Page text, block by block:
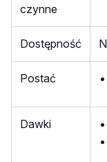
czynne
Dostępność
Postać
Dawki